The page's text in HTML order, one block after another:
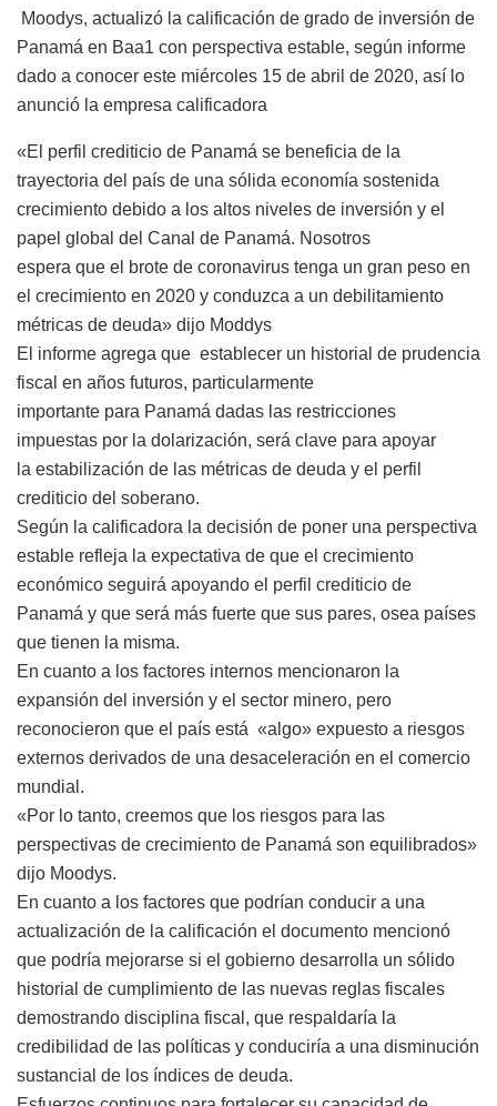
Moodys, actualizó la calificación de grado de inversión de
Panamá en Baa1 con perspectiva estable, según informe
dado a conocer este miércoles 15 de abril de 2020, así lo
anunció la empresa calificadora
«El perfil crediticio de Panamá se beneficia de la
trayectoria del país de una sólida economía sostenida
crecimiento debido a los altos niveles de inversión y el
papel global del Canal de Panamá. Nosotros
espera que el brote de coronavirus tenga un gran peso en
el crecimiento en 2020 y conduzca a un debilitamiento
métricas de deuda» dijo Moddys
El informe agrega que establecer un historial de prudencia
fiscal en años futuros, particularmente
importante para Panamá dadas las restricciones
impuestas por la dolarización, será clave para apoyar
la estabilización de las métricas de deuda y el perfil
crediticio del soberano.
Según la calificadora la decisión de poner una perspectiva
estable refleja la expectativa de que el crecimiento
económico seguirá apoyando el perfil crediticio de
Panamá y que será más fuerte que sus pares, osea países
que tienen la misma.
En cuanto a los factores internos mencionaron la
expansión del inversión y el sector minero, pero
reconocieron que el país está «algo» expuesto a riesgos
externos derivados de una desaceleración en el comercio
mundial.
«Por lo tanto, creemos que los riesgos para las
perspectivas de crecimiento de Panamá son equilibrados»
dijo Moodys.
En cuanto a los factores que podrían conducir a una
actualización de la calificación el documento mencionó
que podría mejorarse si el gobierno desarrolla un sólido
historial de cumplimiento de las nuevas reglas fiscales
demostrando disciplina fiscal, que respaldaría la
credibilidad de las políticas y conduciría a una disminución
sustancial de los índices de deuda.